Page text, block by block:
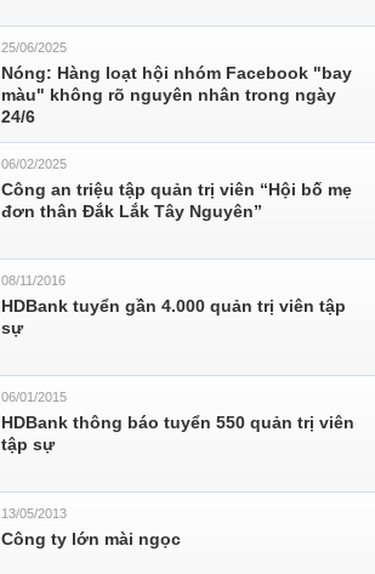
25/06/2025
Nóng: Hàng loạt hội nhóm Facebook "bay
màu" không rõ nguyên nhân trong ngày
24/6
06/02/2025
Công an triệu tập quản trị viên “Hội bố mẹ
đơn thân Đắk Lắk Tây Nguyên”
08/11/2016
HDBank tuyển gần 4.000 quản trị viên tập
sự
06/01/2015
HDBank thông báo tuyển 550 quản trị viên
tập sự
13/05/2013
Công ty lớn mài ngọc